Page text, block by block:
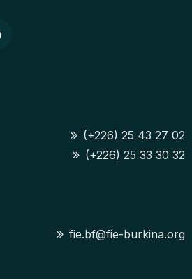
(+226) 25 43 27 02
(+226) 25 33 30 32
fie.bf@fie-burkina.org